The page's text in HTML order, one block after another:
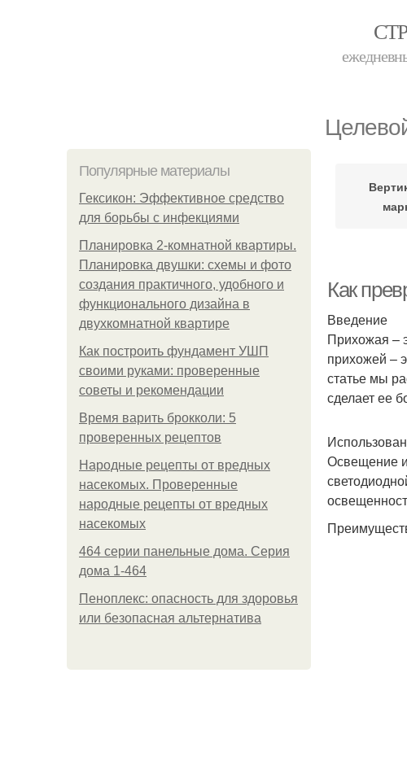
Популярные материалы
Гексикон: Эффективное средство
для борьбы с инфекциями
Планировка 2-комнатной квартиры.
Планировка двушки: схемы и фото
создания практичного, удобного и
функционального дизайна в
двухкомнатной квартире
Как построить фундамент УШП
своими руками: проверенные
советы и рекомендации
Время варить брокколи: 5
проверенных рецептов
Народные рецепты от вредных
насекомых. Проверенные
народные рецепты от вредных
насекомых
464 серии панельные дома. Серия
дома 1-464
Пеноплекс: опасность для здоровья
или безопасная альтернатива
Как
Введение
Прихожая –
прихожей –
статье мы
сделает ее
Освещение